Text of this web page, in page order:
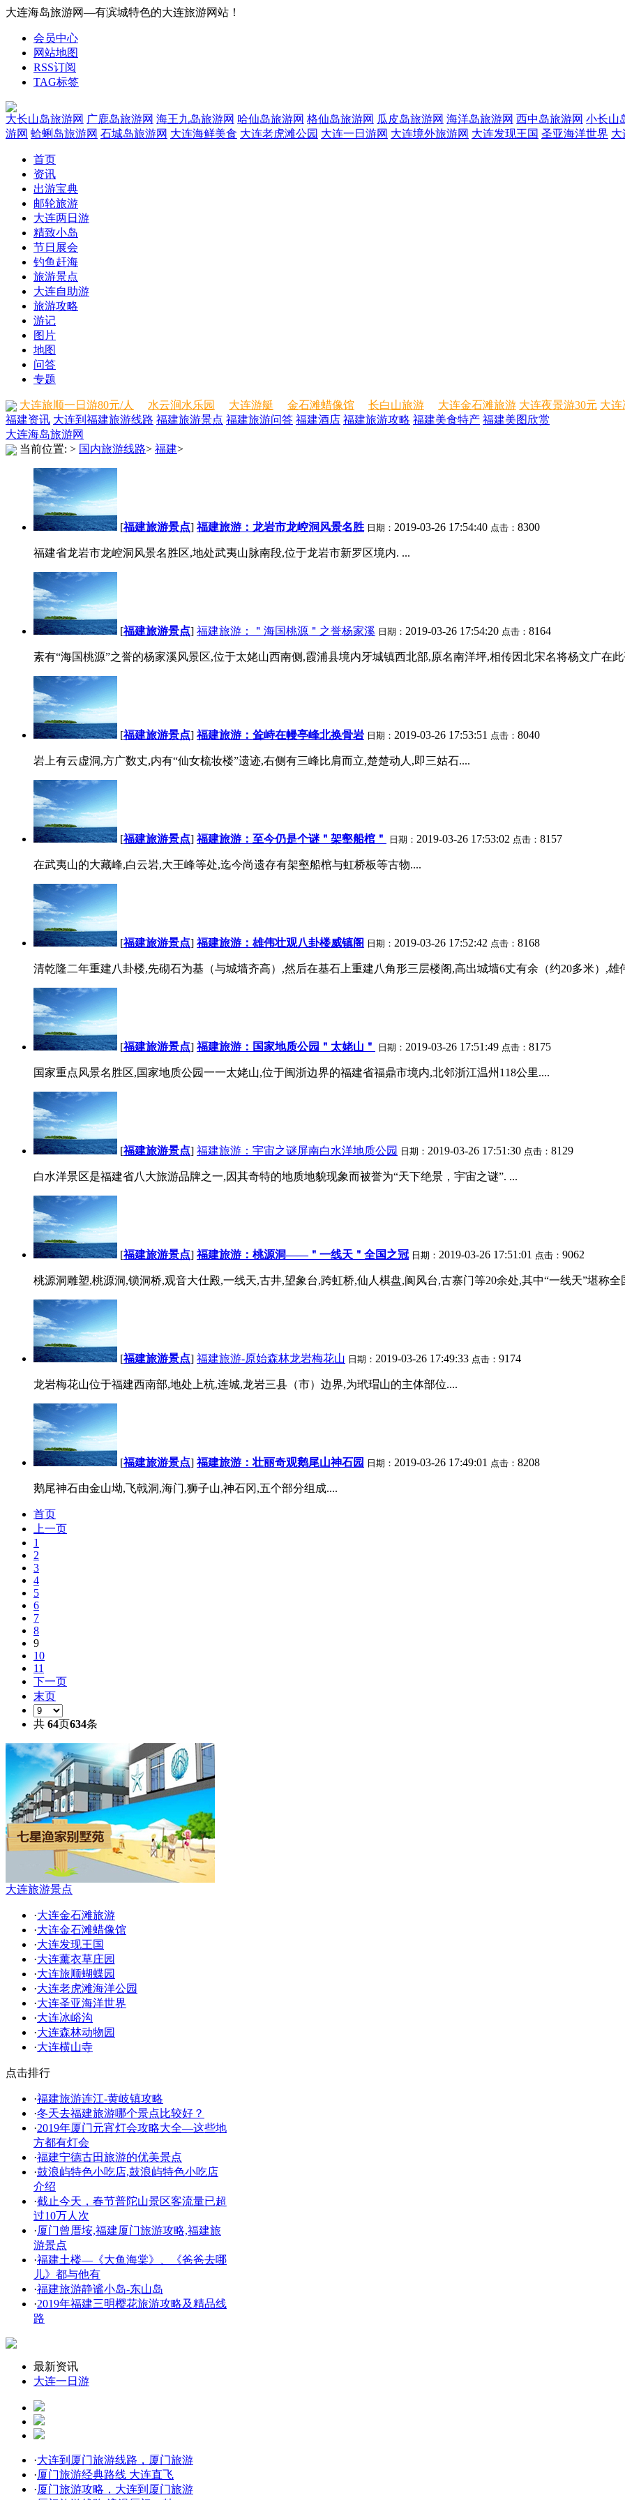
大连海岛旅游网—有滨城特色的大连旅游网站！
会员中心
网站地图
RSS订阅
TAG标签
大长山岛旅游网 广鹿岛旅游网 海王九岛旅游网 哈仙岛旅游网 格仙岛旅游网 瓜皮岛旅游网 海洋岛旅游网 西中岛旅游网 小长山
游网 蛤蜊岛旅游网 石城岛旅游网 大连海鲜美食 大连老虎滩公园 大连一日游网 大连境外旅游网 大连发现王国 圣亚海洋世界 大
首页
资讯
出游宝典
邮轮旅游
大连两日游
精致小岛
节日展会
钓鱼赶海
旅游景点
大连自助游
旅游攻略
游记
图片
地图
问答
专题
大连旅顺一日游80元/人 水云涧水乐园 大连游艇 金石滩蜡像馆 长白山旅游 大连金石滩旅游 大连夜景游30元 大连
福建资讯 大连到福建旅游线路 福建旅游景点 福建旅游问答 福建酒店 福建旅游攻略 福建美食特产 福建美图欣赏
大连海岛旅游网
当前位置: > 国内旅游线路> 福建>
[福建旅游景点]福建旅游：龙岩市龙崆洞风景名胜 日期： 2019-03-26 17:54:40 点击： 8300
福建省龙岩市龙崆洞风景名胜区,地处武夷山脉南段,位于龙岩市新罗区境内. ...
[福建旅游景点] 福建旅游：＂海国桃源＂之誉杨家溪 日期： 2019-03-26 17:54:20 点击： 8164
素有“海国桃源”之誉的杨家溪风景区,位于太姥山西南侧,霞浦县境内牙城镇西北部,原名南洋坪,相传因北宋名将杨文广在
[福建旅游景点]福建旅游：耸峙在幔亭峰北换骨岩 日期： 2019-03-26 17:53:51 点击： 8040
岩上有云虚洞,方广数丈,内有“仙女梳妆楼”遗迹,右侧有三峰比肩而立,楚楚动人,即三姑石....
[福建旅游景点]福建旅游：至今仍是个谜＂架壑船棺＂ 日期： 2019-03-26 17:53:02 点击： 8157
在武夷山的大藏峰,白云岩,大王峰等处,迄今尚遗存有架壑船棺与虹桥板等古物....
[福建旅游景点]福建旅游：雄伟壮观八卦楼威镇阁 日期： 2019-03-26 17:52:42 点击： 8168
清乾隆二年重建八卦楼,先砌石为基（与城墙齐高）,然后在基石上重建八角形三层楼阁,高出城墙6丈有余（约20多米）,雄
[福建旅游景点]福建旅游：国家地质公园＂太姥山＂ 日期： 2019-03-26 17:51:49 点击： 8175
国家重点风景名胜区,国家地质公园一一太姥山,位于闽浙边界的福建省福鼎市境内,北邻浙江温州118公里....
[福建旅游景点] 福建旅游：宇宙之谜屏南白水洋地质公园 日期： 2019-03-26 17:51:30 点击： 8129
白水洋景区是福建省八大旅游品牌之一,因其奇特的地质地貌现象而被誉为“天下绝景，宇宙之谜”. ...
[福建旅游景点]福建旅游：桃源洞——＂一线天＂全国之冠 日期： 2019-03-26 17:51:01 点击： 9062
桃源洞雕塑,桃源洞,锁洞桥,观音大仕殿,一线天,古井,望象台,跨虹桥,仙人棋盘,阆风台,古寨门等20余处,其中“一线天”堪称全
[福建旅游景点] 福建旅游-原始森林龙岩梅花山 日期： 2019-03-26 17:49:33 点击： 9174
龙岩梅花山位于福建西南部,地处上杭,连城,龙岩三县（市）边界,为玳瑁山的主体部位....
[福建旅游景点]福建旅游：壮丽奇观鹅尾山神石园 日期： 2019-03-26 17:49:01 点击： 8208
鹅尾神石由金山坳,飞戟洞,海门,狮子山,神石冈,五个部分组成....
首页
上一页
1
2
3
4
5
6
7
8
9
10
11
下一页
末页
共 64页634条
大连旅游景点
·大连金石滩旅游
·大连金石滩蜡像馆
·大连发现王国
·大连薰衣草庄园
·大连旅顺蝴蝶园
·大连老虎滩海洋公园
·大连圣亚海洋世界
·大连冰峪沟
·大连森林动物园
·大连横山寺
点击排行
·福建旅游连江-黄岐镇攻略
·冬天去福建旅游哪个景点比较好？
·2019年厦门元宵灯会攻略大全—这些地
方都有灯会
·福建宁德古田旅游的优美景点
·鼓浪屿特色小吃店,鼓浪屿特色小吃店
介绍
·截止今天，春节普陀山景区客流量已超
过10万人次
·厦门曾厝垵,福建厦门旅游攻略,福建旅
游景点
·福建土楼—《大鱼海棠》、《爸爸去哪
儿》都与他有
·福建旅游静谧小岛-东山岛
·2019年福建三明樱花旅游攻略及精品线
路
最新资讯
大连一日游
·大连到厦门旅游线路，厦门旅游
·厦门旅游经典路线 大连直飞
·厦门旅游攻略，大连到厦门旅游